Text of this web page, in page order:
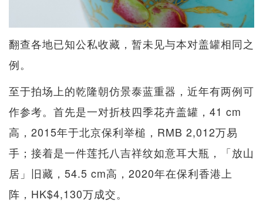
翻查各地已知公私收藏，暂未见与本对盖罐相同之
例。
至于拍场上的乾隆朝仿景泰蓝重器，近年有两例可
作参考。首先是一对折枝四季花卉盖罐，41 cm
高，2015年于北京保利举槌，RMB 2,012万易
手；接着是一件莲托八吉祥纹如意耳大瓶，「放山
居」旧藏，54.5 cm高，2020年在保利香港上
阵，HK$4,130万成交。